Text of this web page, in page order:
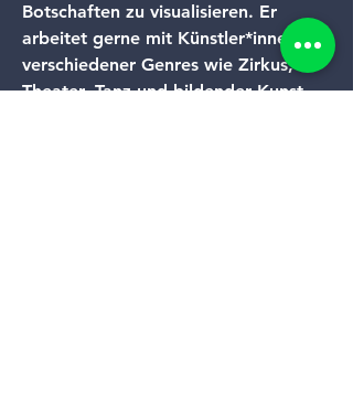
Botschaften zu visualisieren. Er
arbeitet gerne mit Künstler*innen
verschiedener Genres wie Zirkus,
Theater, Tanz und bildender Kunst